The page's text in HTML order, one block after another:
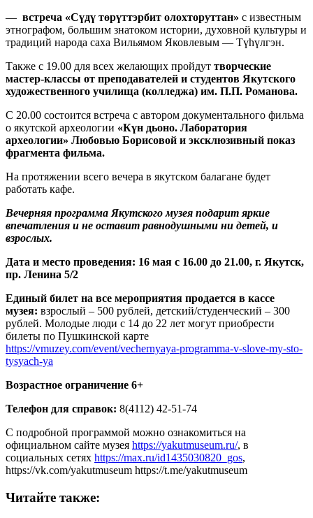
— встреча «Сүдү төрүттэрбит олохторуттан» с известным
этнографом, большим знатоком истории, духовной культуры и
традиций народа саха Вильямом Яковлевым — Түһүлгэн.
Также с 19.00 для всех желающих пройдут творческие
мастер-классы от преподавателей и студентов Якутского
художественного училища (колледжа) им. П.П. Романова.
С 20.00 состоится встреча с автором документального фильма
о якутской археологии «Күн дьоно. Лаборатория
археологии» Любовью Борисовой и эксклюзивный показ
фрагмента фильма.
На протяжении всего вечера в якутском балагане будет
работать кафе.
Вечерняя программа Якутского музея подарит яркие
впечатления и не оставит равнодушными ни детей, и
взрослых.
Дата и место проведения: 16 мая с 16.00 до 21.00, г. Якутск,
пр. Ленина 5/2
Единый билет на все мероприятия продается в кассе
музея: взрослый – 500 рублей, детский/студенческий – 300
рублей. Молодые люди с 14 до 22 лет могут приобрести
билеты по Пушкинской карте
https://vmuzey.com/event/vechernyaya-programma-v-slove-my-sto-
tysyach-ya
Возрастное ограничение 6+
Телефон для справок: 8(4112) 42-51-74
С подробной программой можно ознакомиться на
официальном сайте музея https://yakutmuseum.ru/, в
социальных сетях https://max.ru/id1435030820_gos,
https://vk.com/yakutmuseum https://t.me/yakutmuseum
Читайте также: